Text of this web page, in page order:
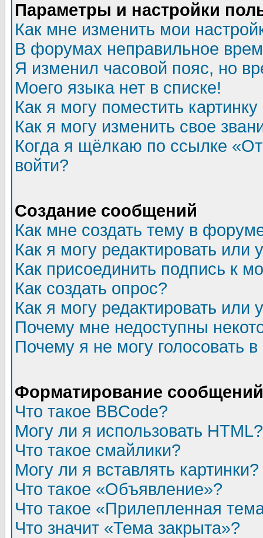
Параметры и настройки
Как мне изменить мои
В форумах неправильное
Я изменил часовой пояс, но
Моего языка нет в списке!
Как я могу поместить
Как я могу изменить свое
Когда я щёлкаю по ссылке
войти?
Создание сообщений
Как мне создать тему в
Как я могу редактировать или
Как присоединить подпись к
Как создать опрос?
Как я могу редактировать или
Почему мне недоступны
Почему я не могу голосовать
Форматирование
Что такое BBCode?
Могу ли я использовать HTML?
Что такое смайлики?
Могу ли я вставлять картинки?
Что такое «Объявление»?
Что такое «Прилепленная
Что значит «Тема закрыта»?